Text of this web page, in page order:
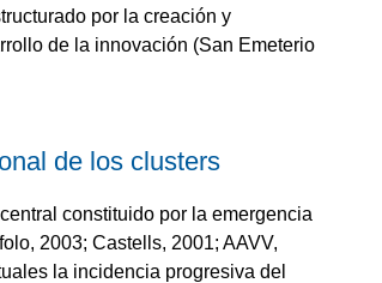
por la creación y
de la innovación (San Emeterio
de los clusters
constituido por la emergencia
2003; Castells, 2001; AAVV,
la incidencia progresiva del